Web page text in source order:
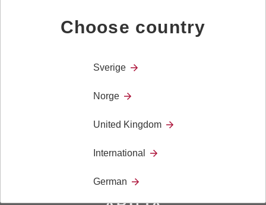
TilbehørChoose country
Sverige
Norge
United Kingdom
International
German